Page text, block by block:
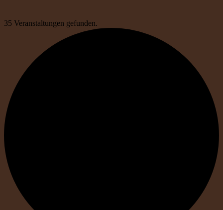
35 Veranstaltungen gefunden.